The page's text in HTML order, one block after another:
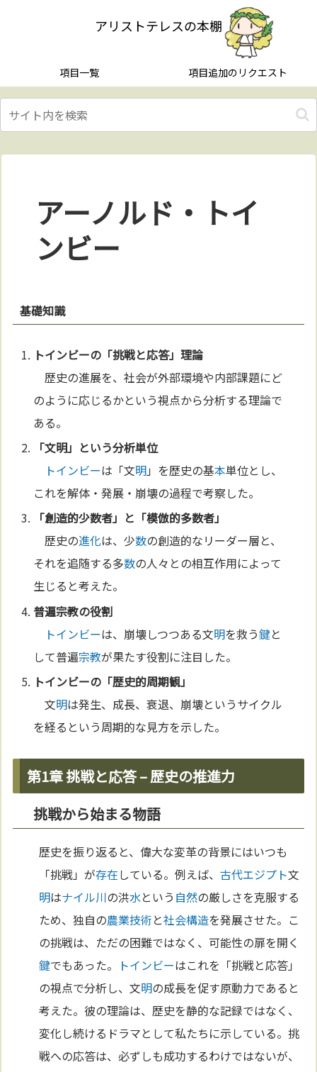
アリストテレスの本棚
項目一覧 項目追加のリクエスト
アーノルド・トイ
ンビー
基礎知識
トインビーの「挑戦と応答」理論
歴史の進展を、社会が外部環境や内部課題にど
のように応じるかという視点から分析する理論で
ある。
「文明」という分析単位
トインビーは「文明」を歴史の基本単位とし、
これを解体・発展・崩壊の過程で考察した。
「創造的少数者」と「模倣的多数者」
歴史の進化は、少数の創造的なリーダー層と、
それを追随する多数の人々との相互作用によって
生じると考えた。
普遍宗教の役割
トインビーは、崩壊しつつある文明を救う鍵と
して普遍宗教が果たす役割に注目した。
トインビーの「歴史的周期観」
文明は発生、成長、衰退、崩壊というサイクル
を経るという周期的な見方を示した。
第1章 挑戦と応答 – 歴史の推進力
挑戦から始まる物語
歴史を振り返ると、偉大な変革の背景にはいつも
「挑戦」が存在している。例えば、古代エジプト文
明はナイル川の洪水という 自然の厳しさを克服する
ため、独自の農業技術と社会構造を発展させた。こ
の挑戦は、ただの困難ではなく、可能性の扉を開く
鍵でもあった。 トインビーはこれを「挑戦と応答」
の視点で分析し、文明の成長を促す原動力であると
考えた。彼の理論は、歴史を静的な記録ではなく、
変化し続けるドラマとして私たちに示している。挑
戦への応答は、必ずしも成功するわけではないが、